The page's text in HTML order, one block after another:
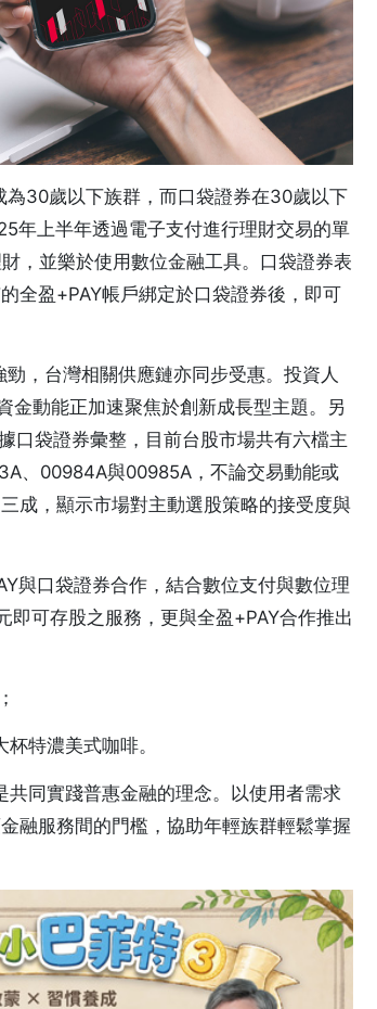
30歲以下族群，而口袋證券在30歲以下
年上半年透過電子支付進行理財交易的單
，並樂於使用數位金融工具。口袋證券表
全盈+PAY帳戶綁定於口袋證券後，即可
，台灣相關供應鏈亦同步受惠。投資人
金動能正加速聚焦於創新成長型主題。另
口袋證券彙整，目前台股市場共有六檔主
、00984A與00985A，不論交易動能或
成，顯示市場對主動選股策略的接受度與
與口袋證券合作，結合數位支付與數位理
可存股之服務，更與全盈+PAY合作推出
特濃美式咖啡。
同實踐普惠金融的理念。以使用者需求
融服務間的門檻，協助年輕族群輕鬆掌握